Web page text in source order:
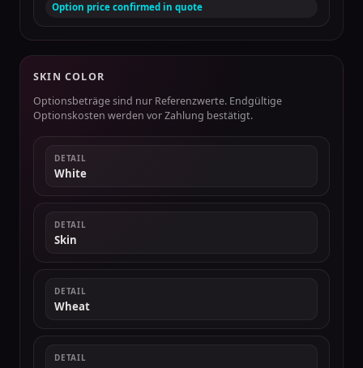
Option price confirmed in quote
SKIN COLOR
Optionsbeträge sind nur Referenzwerte. Endgültige
Optionskosten werden vor Zahlung bestätigt.
DETAIL
White
DETAIL
Skin
DETAIL
Wheat
DETAIL